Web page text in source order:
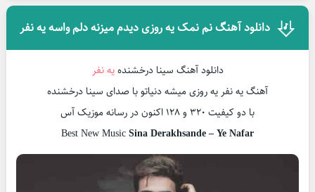
دانلود آهنگ نم نمک یه روزی دیدم میزنه دلم واسه یه نفر
دانلود آهنگ سینا درخشندهیه نفر
آهنگ یه نفر یه روزی میشه دنیاتو با صدای سینا درخشنده
با دو کیفیت ۳۲۰ و ۱۲۸ اکنون در رسانه موزیک آس
Best New MusicSina Derakhsande – Ye Nafar